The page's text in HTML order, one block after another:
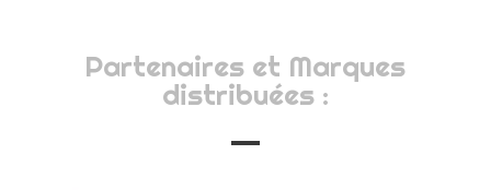
Partenaires et Marques
distribuées :